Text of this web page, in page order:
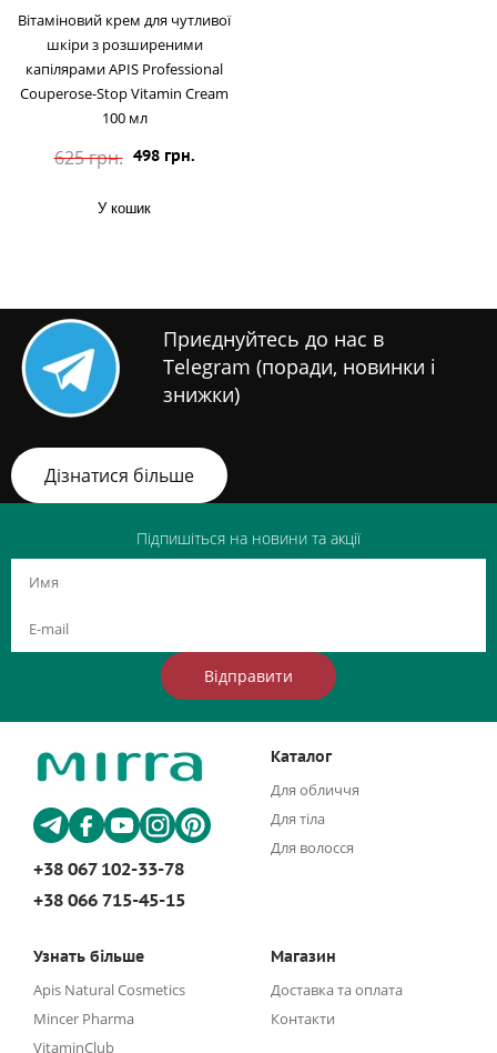
Вітаміновий крем для чутливої
шкіри з розширеними
капілярами APIS Professional
Couperose-Stop Vitamin Cream
100 мл
625 грн. 498 грн.
У кошик
Приєднуйтесь до нас в
Telegram (поради, новинки і
знижки)
Дізнатися більше
Підпишіться на новини та акції
Відправити
+38 067 102-33-78
+38 066 715-45-15
Каталог
Для обличчя
Для тіла
Для волосся
Узнать більше
Apis Natural Cosmetics
Mincer Pharma
VitaminClub
Магазин
Доставка та оплата
Контакти